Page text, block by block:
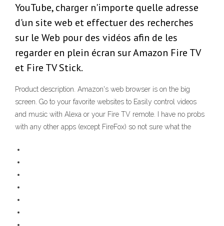
YouTube, charger n'importe quelle adresse
d'un site web et effectuer des recherches
sur le Web pour des vidéos afin de les
regarder en plein écran sur Amazon Fire TV
et Fire TV Stick.
Product description. Amazon's web browser is on the big
screen. Go to your favorite websites to Easily control videos
and music with Alexa or your Fire TV remote. I have no probs
with any other apps (except FireFox) so not sure what the